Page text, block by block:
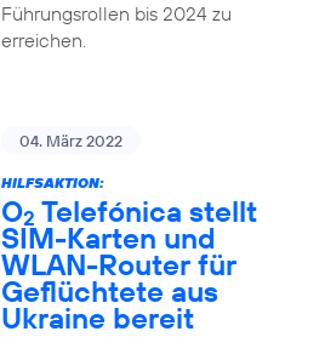
Führungsrollen bis 2024 zu
erreichen.
04. März 2022
HILFSAKTION:
O2 Telefónica stellt
SIM-Karten und
WLAN-Router für
Geflüchtete aus
Ukraine bereit